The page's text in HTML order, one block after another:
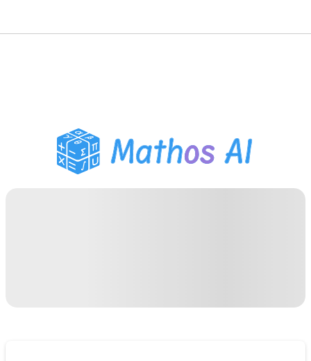
PDF होमवर्क सहायक
अध्ययन उपकरण